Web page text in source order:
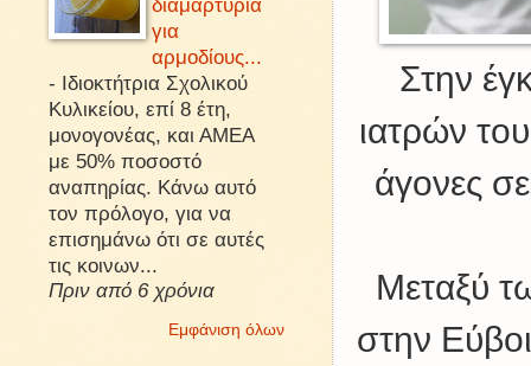
Στην
ιατρών
άγονες
Μεταξύ
στην
διαμαρτυρία
για
αρμοδίους...
- Ιδιοκτήτρια Σχολικού
Κυλικείου, επί 8 έτη,
μονογονέας, και ΑΜΕΑ
με 50% ποσοστό
αναπηρίας. Κάνω αυτό
τον πρόλογο, για να
επισημάνω ότι σε αυτές
τις κοινων...
Πριν από 6 χρόνια
Εμφάνιση όλων